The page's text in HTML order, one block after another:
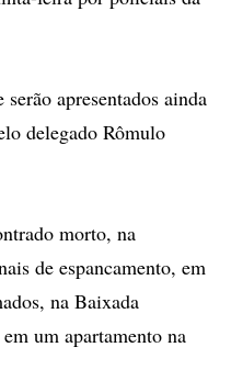
apresentados ainda
delegado Rômulo
morto, na
de espancamento, em
na Baixada
um apartamento na